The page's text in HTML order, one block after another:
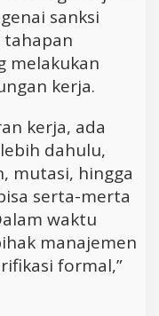
sanksi
tahapan
melakukan
kerja.
kerja, ada
dahulu,
mutasi, hingga
serta-merta
waktu
manajemen
formal,”